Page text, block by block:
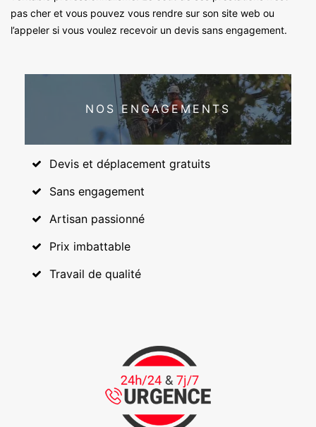
pas cher et vous pouvez vous rendre sur son site web ou
l’appeler si vous voulez recevoir un devis sans engagement.
NOS ENGAGEMENTS
Devis et déplacement gratuits
Sans engagement
Artisan passionné
Prix imbattable
Travail de qualité